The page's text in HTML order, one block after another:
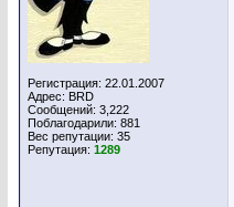
Регистрация: 22.01.2007
Адрес: BRD
Сообщений: 3,222
Поблагодарили: 881
Вес репутации: 35
Репутация: 1289